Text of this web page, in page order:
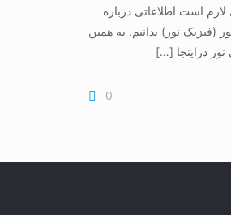
است اطلاعاتی درباره
(فیزیک نور) بدانیم. به همین
دراینجا […]
0